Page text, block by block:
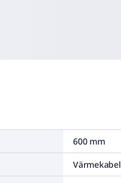
600 mm
Värmekabel